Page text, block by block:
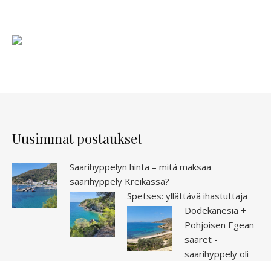
Uusimmat postaukset
Saarihyppelyn hinta – mitä maksaa
saarihyppely Kreikassa?
Spetses: yllättävä ihastuttaja
Dodekanesia +
Pohjoisen Egean
saaret -
saarihyppely oli